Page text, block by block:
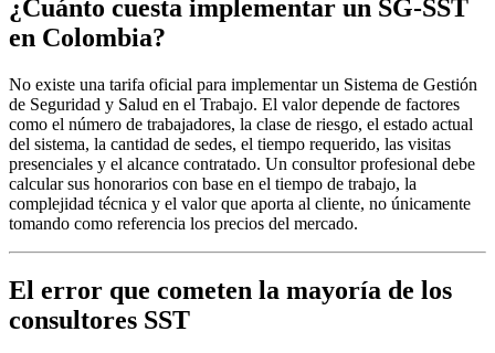
¿Cuánto cuesta implementar un SG-SST
en Colombia?
No existe una tarifa oficial para implementar un Sistema de Gestión
de Seguridad y Salud en el Trabajo. El valor depende de factores
como el número de trabajadores, la clase de riesgo, el estado actual
del sistema, la cantidad de sedes, el tiempo requerido, las visitas
presenciales y el alcance contratado. Un consultor profesional debe
calcular sus honorarios con base en el tiempo de trabajo, la
complejidad técnica y el valor que aporta al cliente, no únicamente
tomando como referencia los precios del mercado.
El error que cometen la mayoría de los
consultores SST